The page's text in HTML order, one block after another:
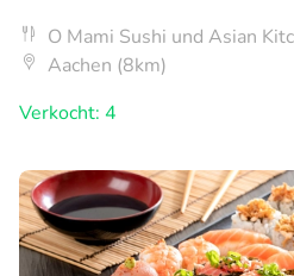
O Mami Sushi und Asian
Aachen (8km)
Verkocht: 4